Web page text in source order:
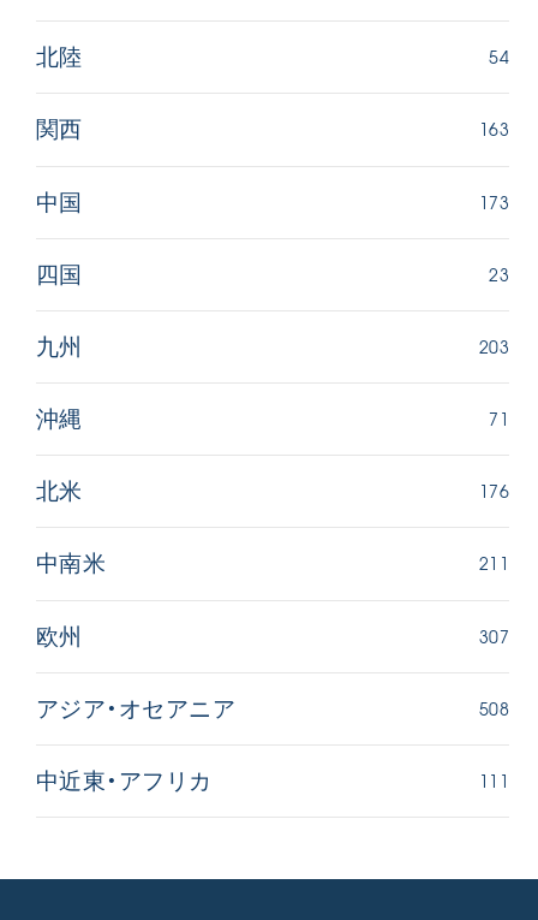
北陸 54
関西 163
中国 173
四国 23
九州 203
沖縄 71
北米 176
中南米 211
欧州 307
アジア・オセアニア 508
中近東・アフリカ 111